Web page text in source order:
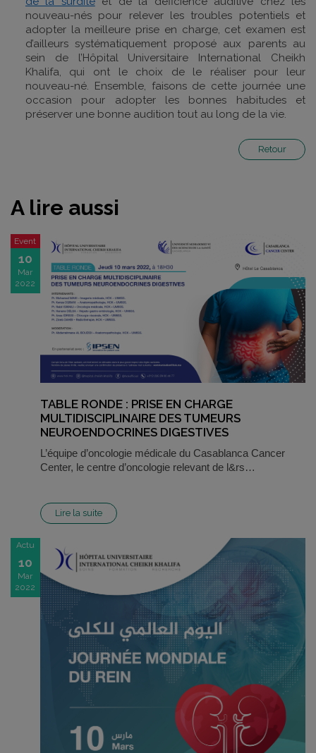
nouveau-nés pour relever les troubles potentiels et
adopter la meilleure prise en charge, cet examen est
d’ailleurs systématiquement proposé aux parents au
sein de l’Hôpital Universitaire International Cheikh
Khalifa, qui ont le choix de le réaliser pour leur
nouveau-né. Ensemble, faisons de cette journée une
occasion pour adopter les bonnes habitudes et
préserver une bonne audition tout au long de la vie.
Retour
A lire aussi
Event
10
Mar
2022
TABLE RONDE : PRISE EN CHARGE
MULTIDISCIPLINAIRE DES TUMEURS
NEUROENDOCRINES DIGESTIVES
L’équipe d’oncologie médicale du Casablanca Cancer
Center, le centre d’oncologie relevant de l&rs…
Lire la suite
Actu
10
Mar
2022